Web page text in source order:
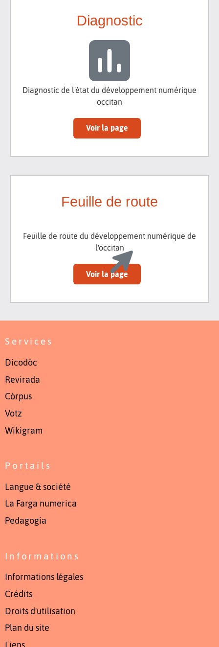
Diagnostic
Diagnostic de l'état du développement numérique
occitan
Voir la page
Feuille de route
Feuille de route du développement numérique de
l'occitan
Voir la page
Services
Dicodòc
Revirada
Còrpus
Votz
Wikigram
Portails
Langue & société
La Farga numerica
Pedagogia
Informations
Informations légales
Crédits
Droits d'utilisation
Plan du site